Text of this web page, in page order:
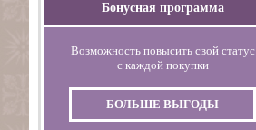
Бонусная программа
Возможность повысить свой статус
с каждой покупки
БОЛЬШЕ ВЫГОДЫ